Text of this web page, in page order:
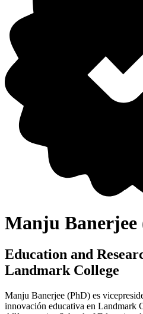
Manju Banerjee
Education and
Landmark College
Manju Banerjee (PhD) es
innovación educativa en Landmark